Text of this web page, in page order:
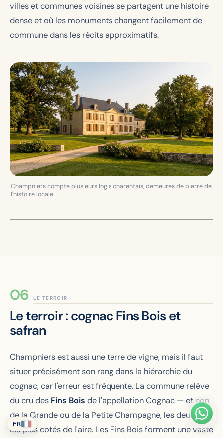
villes et communes voisines se partagent une histoire
dense et où les monuments changent facilement de
commune dans les récits approximatifs.
Champniers compte plusieurs logis charentais, demeures de pierre de
l'histoire locale.
LE TERROIR
Le terroir : cognac Fins Bois et
safran
Champniers est aussi une terre de vigne, mais il faut
situer précisément son rang dans la hiérarchie du
cognac, car l'erreur est fréquente. La commune relève
du cru des Fins Bois de l'appellation Cognac — et non
de la Grande ou de la Petite Champagne, les deux crus
les plus cotés de l'aire. Les Fins Bois forment une vaste
FR